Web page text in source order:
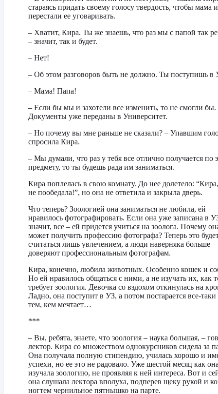
стараясь придать своему голосу твердость, чтобы мама
перестали ее уговаривать.
– Хватит, Кира. Ты же знаешь, что раз мы с папой так
– значит, так и будет.
– Нет!
– Об этом разговоров быть не должно. Ты поступишь в
– Мама! Папа!
– Если бы мы и захотели все изменить, то не смогли бы.
Документы уже переданы в Университет.
– Но почему вы мне раньше не сказали? – Упавшим
спросила Кира.
– Мы думали, что раз у тебя все отлично получается по
предмету, то ты будешь рада им заниматься.
Кира поплелась в свою комнату. До нее долетело:
не пообедала!”, но она не ответила и закрыла дверь.
Что теперь? Зоологией она заниматься не любила, ей
нравилось фотографировать. Если она уже записана в
значит, все – ей придется учиться на зоолога. Почему
может получить профессию фотографа? Теперь это
считаться лишь увлечением, а люди наверняка больше
доверяют профессиональным фотографам.
Кира, конечно, любила животных. Особенно кошек и
Но ей нравилось общаться с ними, а не изучать их, как
требует зоология. Девочка со вздохом откинулась на
Ладно, она поступит в УЗ, а потом постарается все-таки
тем, кем мечтает…
***
– Вы, ребята, знаете, что зоология – наука большая, –
лектор. Кира со множеством однокурсников сидела за
Она получала полную стипендию, училась хорошо и
успехи, но ее это не радовало. Уже шестой месяц как
изучала зоологию, не проявляя к ней интереса. Вот и
она слушала лектора вполуха, подперев щеку рукой и
ногтем чернильное пятнышко на парте.